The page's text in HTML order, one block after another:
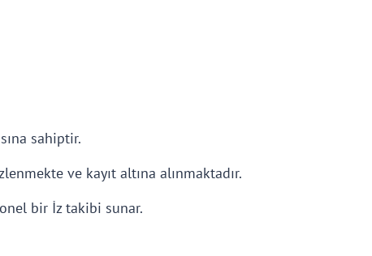
sahiptir.
ve kayıt altına alınmaktadır.
bir İz takibi sunar.